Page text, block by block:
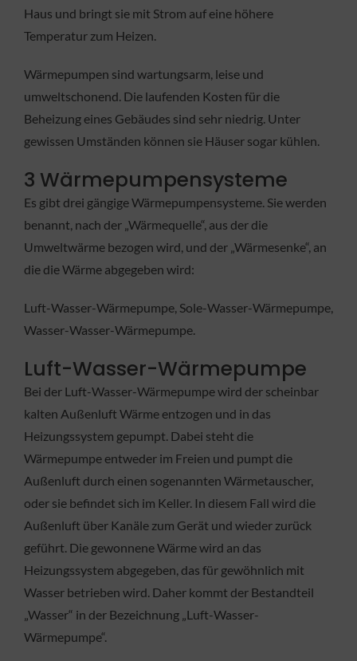
KONTAKT
Haus und bringt sie mit Strom auf eine höhere
Temperatur zum Heizen.
Wärmepumpen sind wartungsarm, leise und
umweltschonend. Die laufenden Kosten für die
Beheizung eines Gebäudes sind sehr niedrig. Unter
gewissen Umständen können sie Häuser sogar kühlen.
3 Wärmepumpensysteme
Es gibt drei gängige Wärmepumpensysteme. Sie werden
benannt, nach der „Wärmequelle“, aus der die
Umweltwärme bezogen wird, und der „Wärmesenke“, an
die die Wärme abgegeben wird:
Luft-Wasser-Wärmepumpe, Sole-Wasser-Wärmepumpe,
Wasser-Wasser-Wärmepumpe.
Luft-Wasser-Wärmepumpe
Bei der Luft-Wasser-Wärmepumpe wird der scheinbar
kalten Außenluft Wärme entzogen und in das
Heizungssystem gepumpt. Dabei steht die
Wärmepumpe entweder im Freien und pumpt die
Außenluft durch einen sogenannten Wärmetauscher,
oder sie befindet sich im Keller. In diesem Fall wird die
Außenluft über Kanäle zum Gerät und wieder zurück
geführt. Die gewonnene Wärme wird an das
Heizungssystem abgegeben, das für gewöhnlich mit
Wasser betrieben wird. Daher kommt der Bestandteil
„Wasser“ in der Bezeichnung „Luft-Wasser-
Wärmepumpe“.